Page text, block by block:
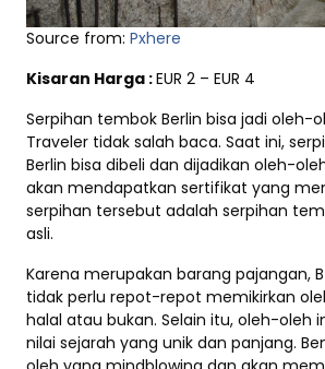
Source from: Pxhere
Kisaran Harga :EUR 2 – EUR 4
Serpihan tembok Berlin bisa jadi oleh-
Traveler tidak salah baca. Saat ini,
Berlin bisa dibeli dan dijadikan oleh-
akan mendapatkan sertifikat yang
serpihan tersebut adalah serpihan
asli.
Karena merupakan barang pajangan,
tidak perlu repot-repot memikirkan
halal atau bukan. Selain itu, oleh-oleh
nilai sejarah yang unik dan panjang.